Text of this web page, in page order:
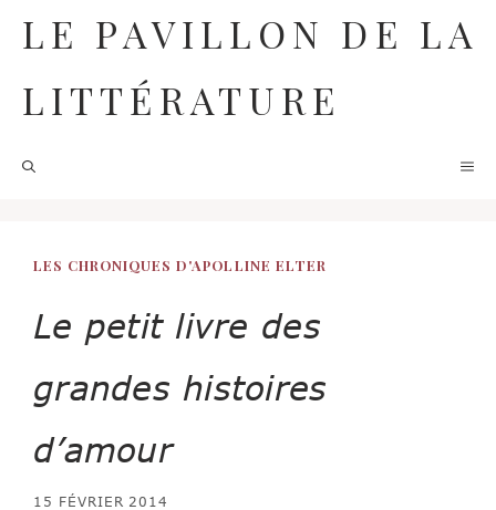
contenu
LE PAVILLON DE LA
LITTÉRATURE
LES CHRONIQUES D'APOLLINE ELTER
Le petit livre des
grandes histoires
d’amour
15 FÉVRIER 2014